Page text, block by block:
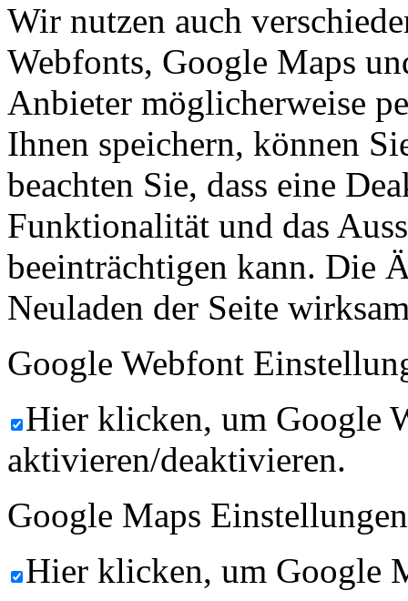
Wir nutzen auch
Webfonts, Google Maps
Anbieter möglicherweise
Ihnen speichern, können
beachten Sie, dass eine
Funktionalität und das
beeinträchtigen kann. Die
Neuladen der Seite
Google Webfont
Hier klicken, um Google
aktivieren/deaktivieren.
Google Maps
Hier klicken, um Google